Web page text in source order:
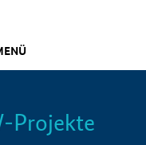
Info
Projekte